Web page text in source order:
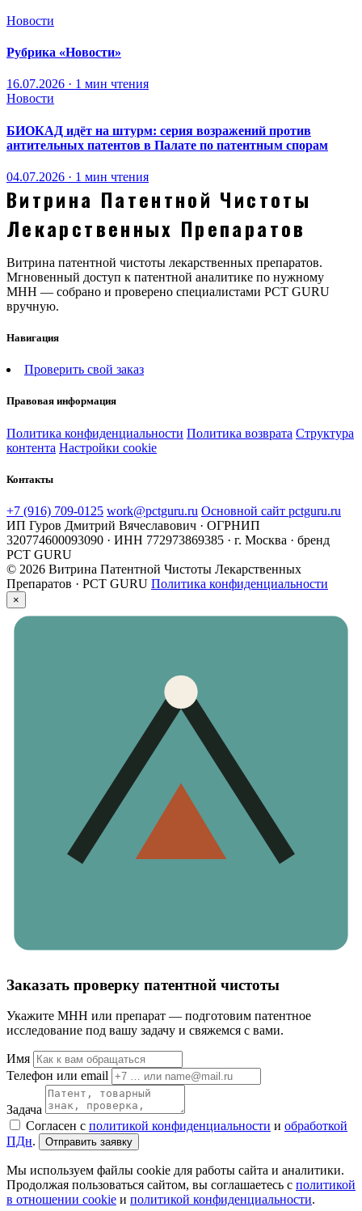
Новости
Рубрика «Новости»
16.07.2026 · 1 мин чтения
Новости
БИОКАД идёт на штурм: серия возражений против
антительных патентов в Палате по патентным спорам
04.07.2026 · 1 мин чтения
Витрина Патентной Чистоты
Лекарственных Препаратов
Витрина патентной чистоты лекарственных препаратов.
Мгновенный доступ к патентной аналитике по нужному
МНН — собрано и проверено специалистами PCT GURU
вручную.
Навигация
Проверить свой заказ
Правовая информация
Политика конфиденциальности Политика возврата Структура
контента Настройки cookie
Контакты
+7 (916) 709-0125 work@pctguru.ru Основной сайт pctguru.ru
ИП Гуров Дмитрий Вячеславович · ОГРНИП
320774600093090 · ИНН 772973869385 · г. Москва · бренд
PCT GURU
© 2026 Витрина Патентной Чистоты Лекарственных
Препаратов · PCT GURU Политика конфиденциальности
×
Заказать проверку патентной чистоты
Укажите МНН или препарат — подготовим патентное
исследование под вашу задачу и свяжемся с вами.
Имя
Телефон или email
Задача
Согласен с политикой конфиденциальности и обработкой
ПДн. Отправить заявку
Мы используем файлы cookie для работы сайта и аналитики.
Продолжая пользоваться сайтом, вы соглашаетесь с политикой
в отношении cookie и политикой конфиденциальности.